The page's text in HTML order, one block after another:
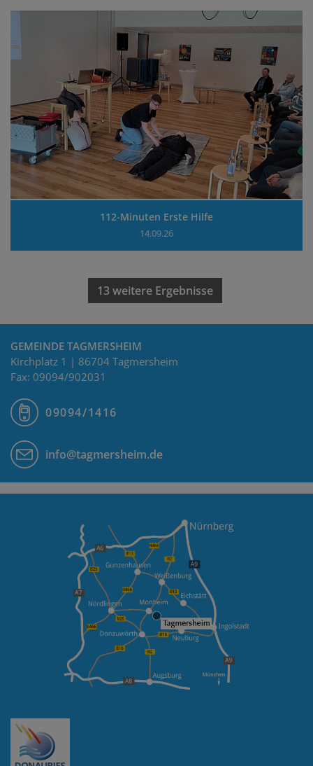
112-Minuten Erste Hilfe
14.09.26
13 weitere Ergebnisse
GEMEINDE TAGMERSHEIM
Kirchplatz 1 | 86704 Tagmersheim
Fax: 09094/902031
09094/1416
info@tagmersheim.de